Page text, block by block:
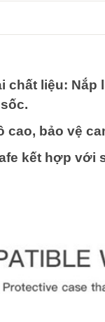
chất liệu:
cao, bảo vệ
kết hợp với